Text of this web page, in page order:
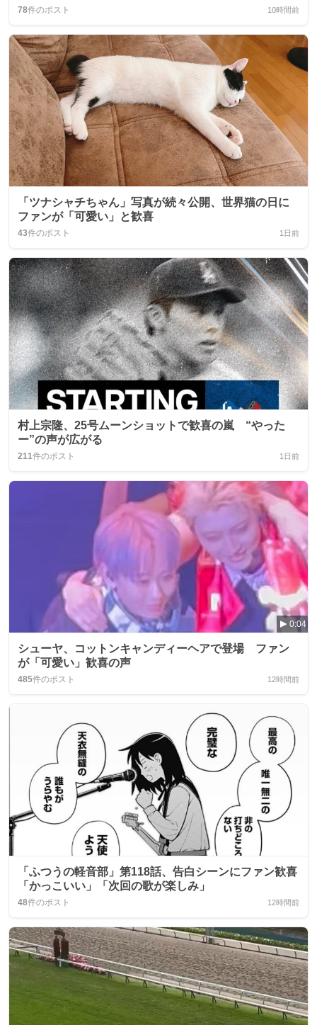
78件のポスト 10時間前
「ツナシャチちゃん」写真が続々公開、世界猫の日に
ファンが「可愛い」と歓喜
43件のポスト 1日前
村上宗隆、25号ムーンショットで歓喜の嵐 “やった
ー”の声が広がる
211件のポスト 1日前
0:04
シューヤ、コットンキャンディーヘアで登場 ファン
が「可愛い」歓喜の声
485件のポスト 12時間前
「ふつうの軽音部」第118話、告白シーンにファン歓喜
「かっこいい」「次回の歌が楽しみ」
48件のポスト 12時間前